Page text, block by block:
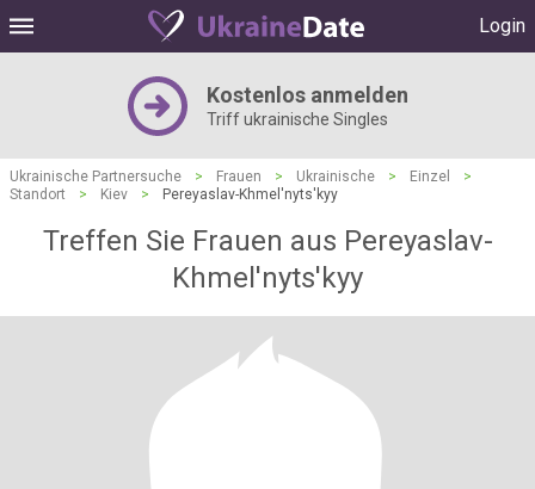
Login
Kostenlos anmelden
Triff ukrainische Singles
Ukrainische Partnersuche > Frauen > Ukrainische > Einzel
>
Standort
> Kiev > Pereyaslav-Khmel'nyts'kyy
Treffen Sie Frauen aus Pereyaslav-
Khmel'nyts'kyy